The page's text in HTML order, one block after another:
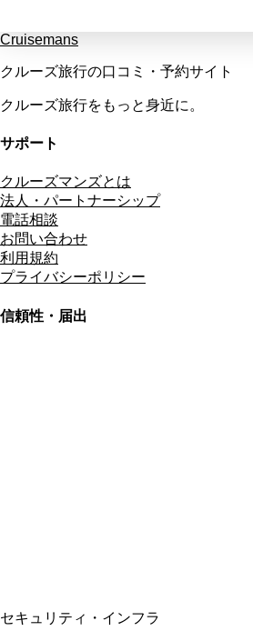
Cruisemans
クルーズ旅行の口コミ・予約サイト
クルーズ旅行をもっと身近に。
サポート
クルーズマンズとは
法人・パートナーシップ
電話相談
お問い合わせ
利用規約
プライバシーポリシー
信頼性・届出
セキュリティ・インフラ